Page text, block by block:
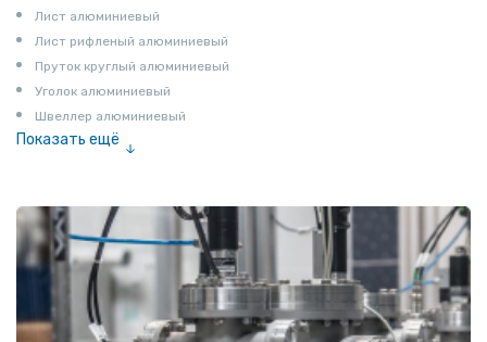
Лист алюминиевый
Лист рифленый алюминиевый
Пруток круглый алюминиевый
Уголок алюминиевый
Швеллер алюминиевый
Показать ещё
Шина электротехническая
Алюминиевая плита
Z профиль алюминиевый
Т профиль алюминиевый
Пруток квадратный алюминиевый